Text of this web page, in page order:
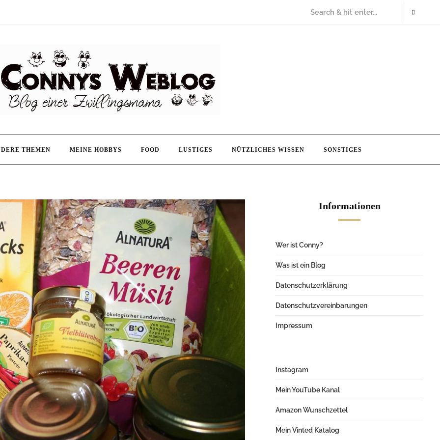
THEMEN MEINE HOBBYS FOOD LUSTIGES NÜTZLICHES WISSEN SONSTIGES
Informationen
Wer ist Conny?
Was ist ein Blog
Datenschutzerklärung
Datenschutzvereinbarungen
Impressum
Instagram
Mein YouTube Kanal
Amazon Wunschzettel
Mein Vinted Katalog